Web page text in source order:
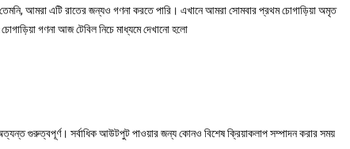
আমরা এটি রাতের জন্যও গণনা করতে পারি। এখানে আমরা সোমবার প্রথম চোগাড়িয়া অমৃত
গণনা আজ টেবিল নিচে মাধ্যমে দেখানো হলো
গুরুত্বপূর্ণ। সর্বাধিক আউটপুট পাওয়ার জন্য কোনও বিশেষ ক্রিয়াকলাপ সম্পাদন করার সময়